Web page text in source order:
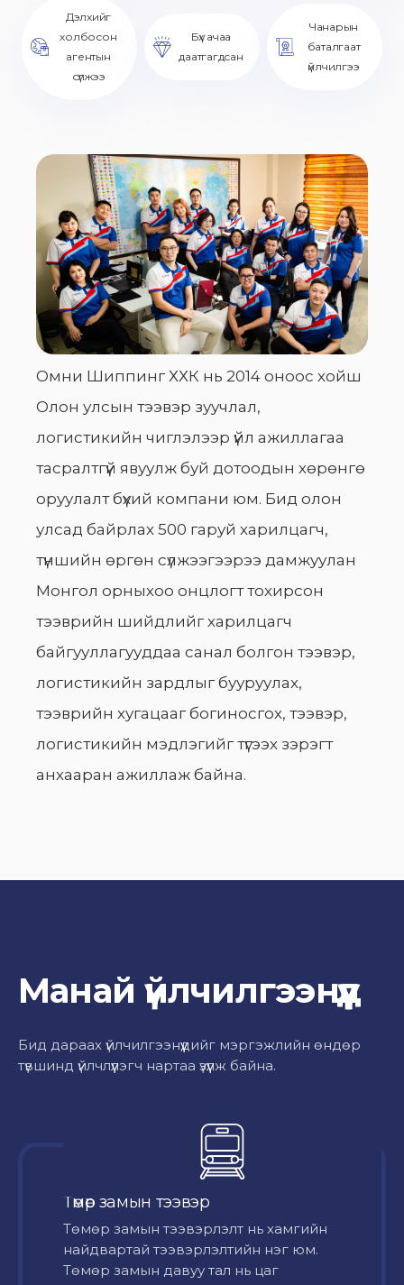
Дэлхийг
холбосон
агентын
сүлжээ
Бүх ачаа
даатгагдсан
Чанарын
баталгаат
үйлчилгээ
Омни Шиппинг ХХК нь 2014 оноос хойш
Олон улсын тээвэр зуучлал,
логистикийн чиглэлээр үйл ажиллагаа
тасралтгүй явуулж буй дотоодын хөрөнгө
оруулалт бүхий компани юм. Бид олон
улсад байрлах 500 гаруй харилцагч,
түншийн өргөн сүлжээгээрээ дамжуулан
Монгол орныхоо онцлогт тохирсон
тээврийн шийдлийг харилцагч
байгууллагууддаа санал болгон тээвэр,
логистикийн зардлыг бууруулах,
тээврийн хугацааг богиносгох, тээвэр,
логистикийн мэдлэгийг түгээх зэрэгт
анхааран ажиллаж байна.
Манай үйлчилгээнүүд
Бид дараах үйлчилгээнүүдийг мэргэжлийн өндөр
түвшинд үйлчлүүлэгч нартаа үзүүлж байна.
Төмөр замын тээвэр
Төмөр замын тээвэрлэлт нь хамгийн
найдвартай тээвэрлэлтийн нэг юм.
Төмөр замын давуу тал нь цаг